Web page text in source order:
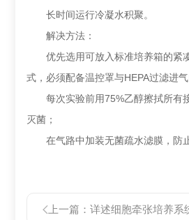
长时间运行冷凝水积聚。
解决方法：
优先选用可放入标准培养箱的紧
式，必须配备温控罩与HEPA过滤进气
每次实验前用75%乙醇擦拭所有
灭菌；
在气路中加装无菌疏水滤膜，防止
上一篇：详述细胞牵张培养系统的正